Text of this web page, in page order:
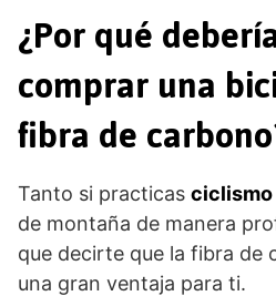
¿Por qué
comprar una
fibra de
Tanto si practicas ciclismo
de montaña de manera
que decirte que la fibra de
una gran ventaja para ti.